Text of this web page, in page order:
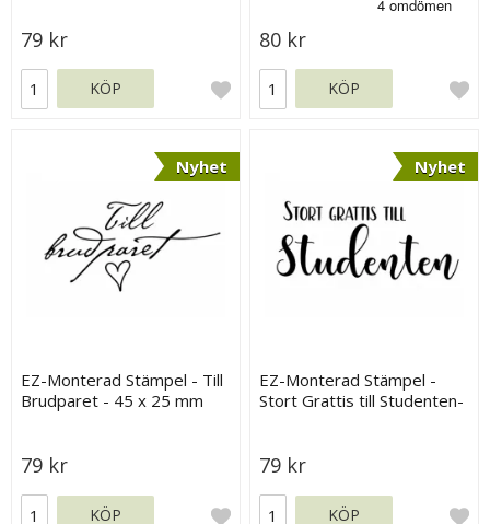
79 kr
KÖP
80 kr
KÖP
Nyhet
EZ-Monterad Stämpel - Till
Brudparet - 45 x 25 mm
79 kr
KÖP
Nyhet
EZ-Monterad Stämpel -
Stort Grattis till Studenten-
79 kr
KÖP